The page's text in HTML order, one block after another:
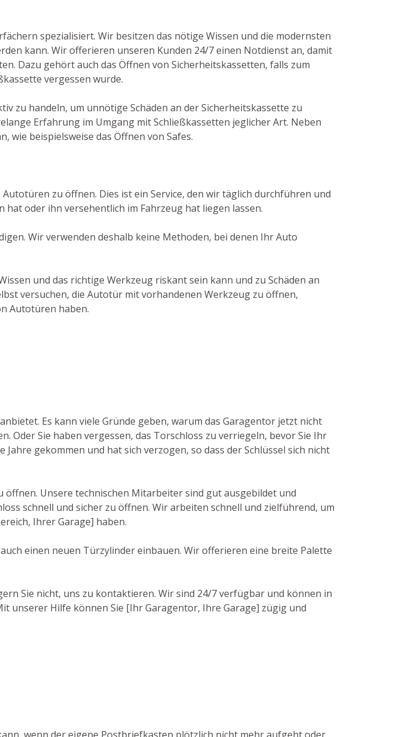
spezialisiert. Wir besitzen das nötige Wissen und die modernsten
kann. Wir offerieren unseren Kunden 24/7 einen Notdienst an, damit
Dazu gehört auch das Öffnen von Sicherheitskassetten, falls zum
vergessen wurde.
zu handeln, um unnötige Schäden an der Sicherheitskassette zu
Erfahrung im Umgang mit Schließkassetten jeglicher Art. Neben
wie beispielsweise das Öffnen von Safes.
zu öffnen. Dies ist ein Service, den wir täglich durchführen und
oder ihn versehentlich im Fahrzeug hat liegen lassen.
Wir verwenden deshalb keine Methoden, bei denen Ihr Auto
und das richtige Werkzeug riskant sein kann und zu Schäden an
versuchen, die Autotür mit vorhandenen Werkzeug zu öffnen,
Autotüren haben.
Es kann viele Gründe geben, warum das Garagentor jetzt nicht
Oder Sie haben vergessen, das Torschloss zu verriegeln, bevor Sie Ihr
gekommen und hat sich verzogen, so dass der Schlüssel sich nicht
öffnen. Unsere technischen Mitarbeiter sind gut ausgebildet und
schnell und sicher zu öffnen. Wir arbeiten schnell und zielführend, um
Ihrer Garage] haben.
einen neuen Türzylinder einbauen. Wir offerieren eine breite Palette
Sie nicht, uns zu kontaktieren. Wir sind 24/7 verfügbar und können in
unserer Hilfe können Sie [Ihr Garagentor, Ihre Garage] zügig und